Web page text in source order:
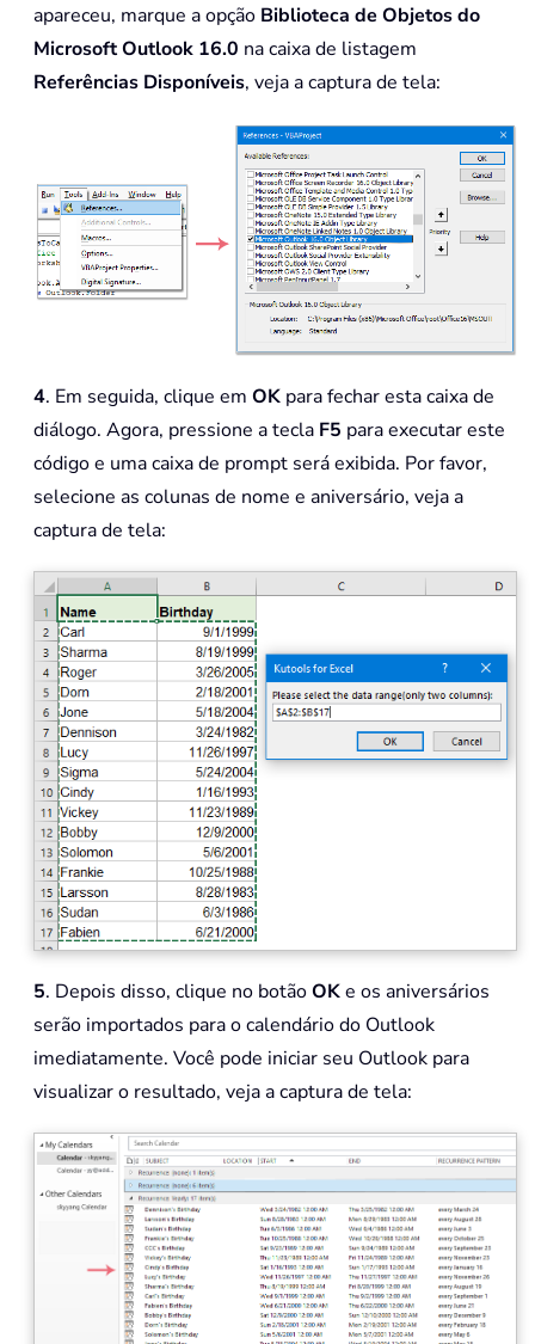
apareceu, marque a opção Biblioteca de Objetos do
Microsoft Outlook 16.0 na caixa de listagem
Referências Disponíveis, veja a captura de tela:
4. Em seguida, clique em OK para fechar esta caixa de
diálogo. Agora, pressione a tecla F5 para executar este
código e uma caixa de prompt será exibida. Por favor,
selecione as colunas de nome e aniversário, veja a
captura de tela:
5. Depois disso, clique no botãoOKe os aniversários
serão importados para o calendário do Outlook
imediatamente. Você pode iniciar seu Outlook para
visualizar o resultado, veja a captura de tela: